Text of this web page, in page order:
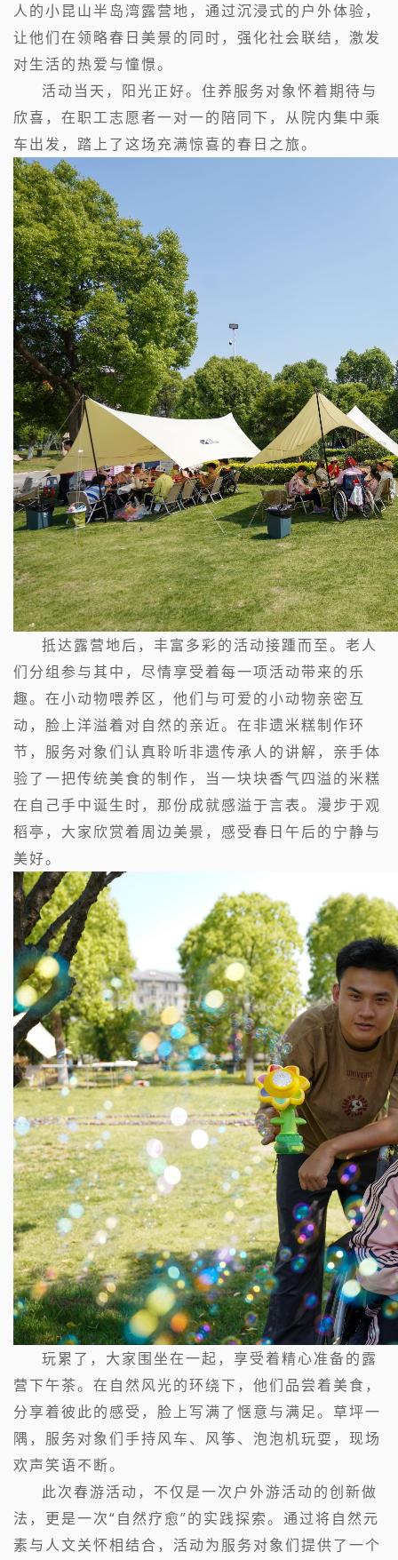
人的小昆山半岛湾露营地，通过沉浸式的户外体验，
让他们在领略春日美景的同时，强化社会联结，激发
对生活的热爱与憧憬。
活动当天，阳光正好。住养服务对象怀着期待与
欣喜，在职工志愿者一对一的陪同下，从院内集中乘
车出发，踏上了这场充满惊喜的春日之旅。
抵达露营地后，丰富多彩的活动接踵而至。老人
们分组参与其中，尽情享受着每一项活动带来的乐
趣。在小动物喂养区，他们与可爱的小动物亲密互
动，脸上洋溢着对自然的亲近。在非遗米糕制作环
节，服务对象们认真聆听非遗传承人的讲解，亲手体
验了一把传统美食的制作，当一块块香气四溢的米糕
在自己手中诞生时，那份成就感溢于言表。漫步于观
稻亭，大家欣赏着周边美景，感受春日午后的宁静与
美好。
玩累了，大家围坐在一起，享受着精心准备的露
营下午茶。在自然风光的环绕下，他们品尝着美食，
分享着彼此的感受，脸上写满了惬意与满足。草坪一
隅，服务对象们手持风车、风筝、泡泡机玩耍，现场
欢声笑语不断。
此次春游活动，不仅是一次户外游活动的创新做
法，更是一次“自然疗愈”的实践探索。通过将自然元
素与人文关怀相结合，活动为服务对象们提供了一个